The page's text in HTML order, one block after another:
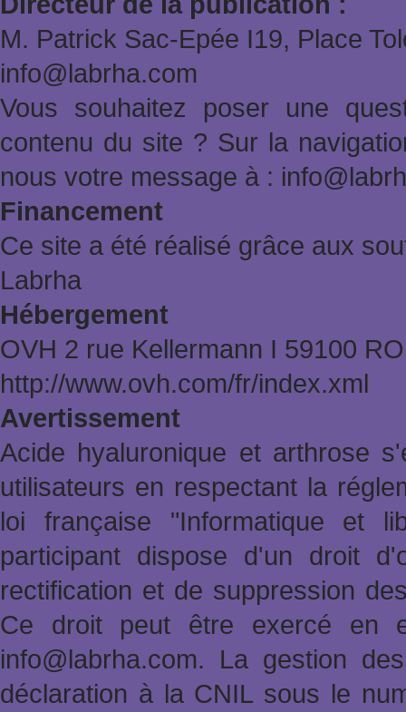
M. Patrick Sac-Epée Ι19, Place
info@labrha.com
Vous souhaitez poser une
contenu du site ? Sur la
nous votre message à :
Financement
Ce site a été réalisé grâce aux
Labrha
Hébergement
OVH 2 rue Kellermann Ι 59100
http://www.ovh.com/fr/index.xml
Avertissement
Acide hyaluronique et arthrose
utilisateurs en respectant la
loi française "Informatique et
participant dispose d'un droit
rectification et de suppression
Ce droit peut être exercé en
info@labrha.com. La gestion
déclaration à la CNIL sous le